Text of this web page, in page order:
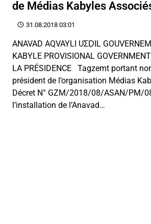
de Médias Kabyles
31.08.2018 03:01
ANAVAD AQVAYLI UΣḌIL
KABYLE PROVISIONAL
LA PRÉSIDENCE Tagzemt portant
président de l’organisation Médias
Décret N° GZM/2018/08/ASAN/PM/
l’installation de l’Anavad…